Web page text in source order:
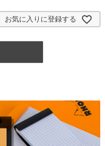
お気に入りに登録する